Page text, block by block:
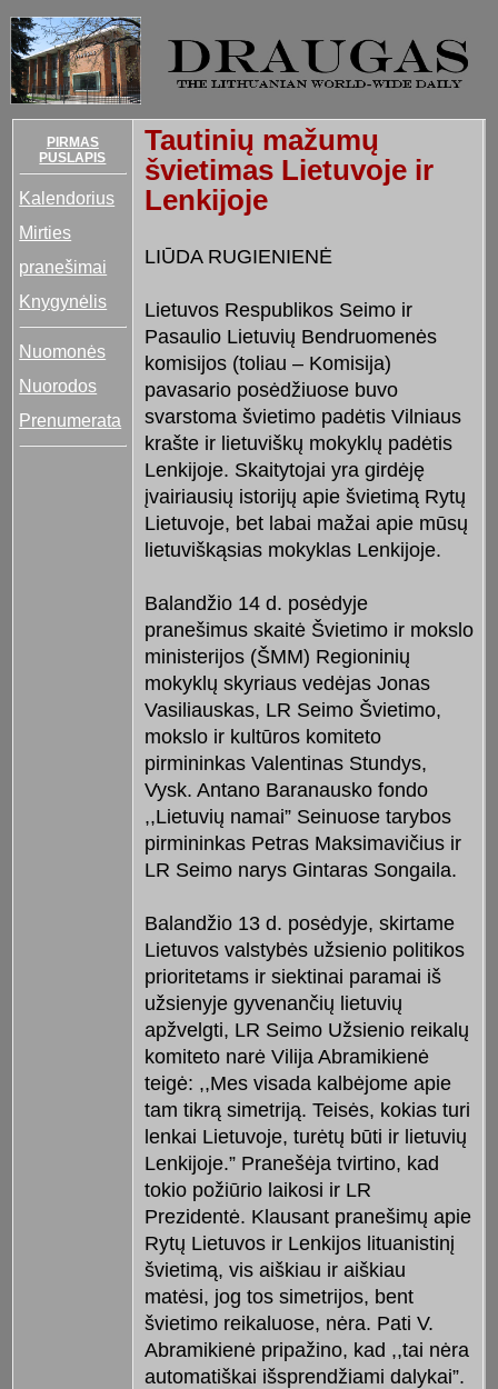
PIRMAS
PUSLAPIS
Kalendorius
Mirties
pranešimai
Knygynėlis
Nuomonės
Nuorodos
Prenumerata
Tautinių mažumų
švietimas Lietuvoje ir
Lenkijoje
LIŪDA RUGIENIENĖ
Lietuvos Respublikos Seimo ir
Pasaulio Lietuvių Bendruomenės
komisijos (toliau – Komisija)
pavasario posėdžiuose buvo
svarstoma švietimo padėtis Vilniaus
krašte ir lietuviškų mokyklų padėtis
Lenkijoje. Skaitytojai yra girdėję
įvairiausių istorijų apie švietimą Rytų
Lietuvoje, bet labai mažai apie mūsų
lietuviškąsias mokyklas Lenkijoje.
Balandžio 14 d. posėdyje
pranešimus skaitė Švietimo ir mokslo
ministerijos (ŠMM) Regioninių
mokyklų skyriaus vedėjas Jonas
Vasiliauskas, LR Seimo Švietimo,
mokslo ir kultūros komiteto
pirmininkas Valentinas Stundys,
Vysk. Antano Baranausko fondo
,,Lietuvių namai” Seinuose tarybos
pirmininkas Petras Maksimavičius ir
LR Seimo narys Gintaras Songaila.
Balandžio 13 d. posėdyje, skirtame
Lietuvos valstybės užsienio politikos
prioritetams ir siektinai paramai iš
užsienyje gyvenančių lietuvių
apžvelgti, LR Seimo Užsienio reikalų
komiteto narė Vilija Abramikienė
teigė: ,,Mes visada kalbėjome apie
tam tikrą simetriją. Teisės, kokias turi
lenkai Lietuvoje, turėtų būti ir lietuvių
Lenkijoje.” Pranešėja tvirtino, kad
tokio požiūrio laikosi ir LR
Prezidentė. Klausant pranešimų apie
Rytų Lietuvos ir Lenkijos lituanistinį
švietimą, vis aiškiau ir aiškiau
matėsi, jog tos simetrijos, bent
švietimo reikaluose, nėra. Pati V.
Abramikienė pripažino, kad ,,tai nėra
automatiškai išsprendžiami dalykai”.